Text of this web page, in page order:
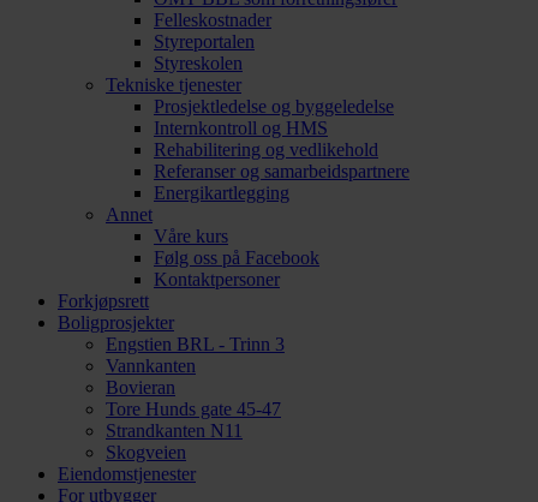
Felleskostnader
Styreportalen
Styreskolen
Tekniske tjenester
Prosjektledelse og byggeledelse
Internkontroll og HMS
Rehabilitering og vedlikehold
Referanser og samarbeidspartnere
Energikartlegging
Annet
Våre kurs
Følg oss på Facebook
Kontaktpersoner
Forkjøpsrett
Boligprosjekter
Engstien BRL - Trinn 3
Vannkanten
Bovieran
Tore Hunds gate 45-47
Strandkanten N11
Skogveien
Eiendomstjenester
For utbygger